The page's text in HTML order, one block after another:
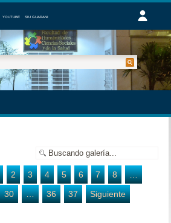
YOUTUBE SIU GUARANI
2 3 4 5 6 7 8
…
30 … 36 37
Siguiente